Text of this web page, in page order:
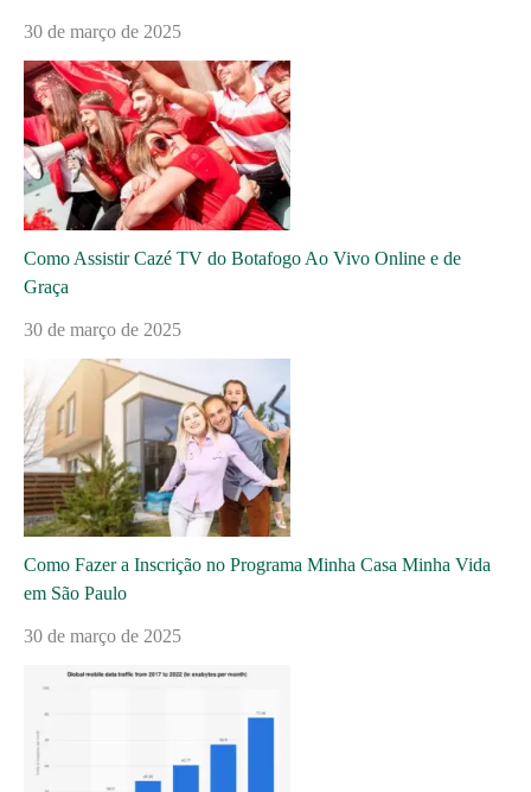
30 de março de 2025
Como Assistir Cazé TV do Botafogo Ao Vivo Online e de
Graça
30 de março de 2025
Como Fazer a Inscrição no Programa Minha Casa Minha Vida
em São Paulo
30 de março de 2025